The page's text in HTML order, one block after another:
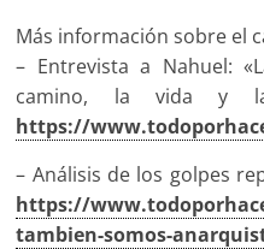
Más información sobre el
– Entrevista a Nahuel:
camino, la vida y
https://
– Análisis de los golpes
https://
tambien-somos-